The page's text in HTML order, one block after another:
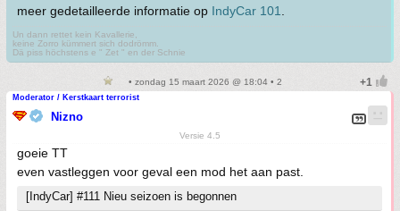
meer gedetailleerde informatie op IndyCar 101.
Un dann rettet kein Kavallerie,
keine Zorro kümmert sich dodrömm.
Dä piss höchstens e " Zet " en der Schnie
• zondag 15 maart 2026 @ 18:04 • 2
Moderator / Kerstkaart terrorist
Nizno
Versie 4.5
goeie TT
even vastleggen voor geval een mod het aan past.
[IndyCar] #111 Nieu seizoen is begonnen